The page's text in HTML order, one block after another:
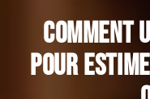
Comment
pour